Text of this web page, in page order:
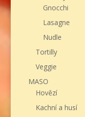
Gnocchi
Lasagne
Nudle
Tortilly
Veggie
MASO
Hovězí
Kachní a husí